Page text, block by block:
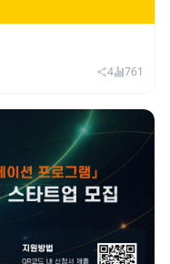
조985억·영업
4 761